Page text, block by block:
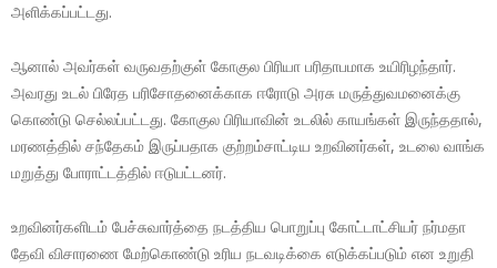
அளிக்கப்பட்டது.
ஆனால் அவர்கள் வருவதற்குள் கோகுல பிரியா பரிதாபமாக உயிரிழந்தார்.
அவரது உடல் பிரேத பரிசோதனைக்காக ஈரோடு அரசு மருத்துவமனைக்கு
கொண்டு செல்லப்பட்டது. கோகுல பிரியாவின் உடலில் காயங்கள் இருந்ததால்,
மரணத்தில் சந்தேகம் இருப்பதாக குற்றம்சாட்டிய உறவினர்கள், உடலை வாங்க
மறுத்து போராட்டத்தில் ஈடுபட்டனர்.
உறவினர்களிடம் பேச்சுவார்த்தை நடத்திய பொறுப்பு கோட்டாட்சியர் நர்மதா
தேவி விசாரணை மேற்கொண்டு உரிய நடவடிக்கை எடுக்கப்படும் என உறுதி